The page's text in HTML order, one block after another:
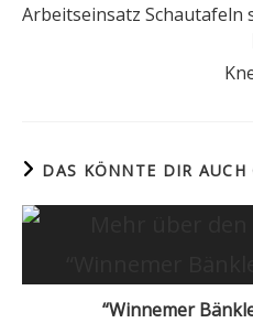
ansehen
Arbeitseinsatz Schautafeln
DAS KÖNNTE DIR AUCH
“Winnemer